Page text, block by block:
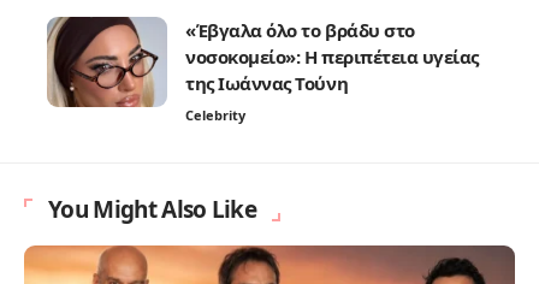
«Έβγαλα όλο το βράδυ στο
νοσοκομείο»: Η περιπέτεια υγείας
της Ιωάννας Τούνη
Celebrity
You Might Also Like